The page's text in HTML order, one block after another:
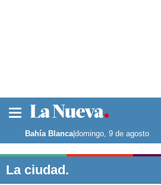
Noticias
La ciudad
Punta
Bahía Blanca|domingo, 9 de agosto
La ciudad.